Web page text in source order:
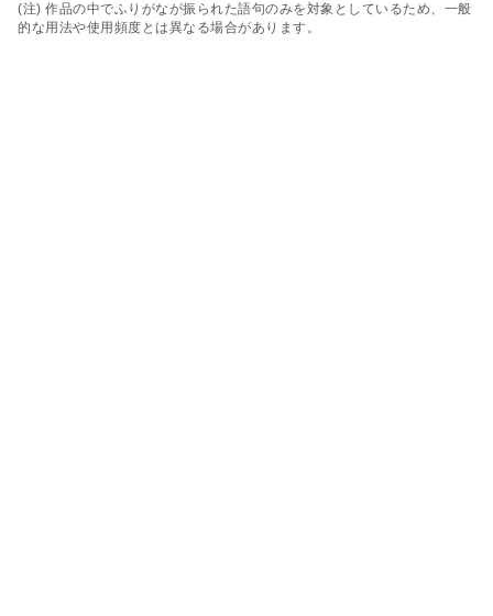
(注) 作品の中でふりがなが振られた語句のみを対象としているため、一般
的な用法や使用頻度とは異なる場合があります。